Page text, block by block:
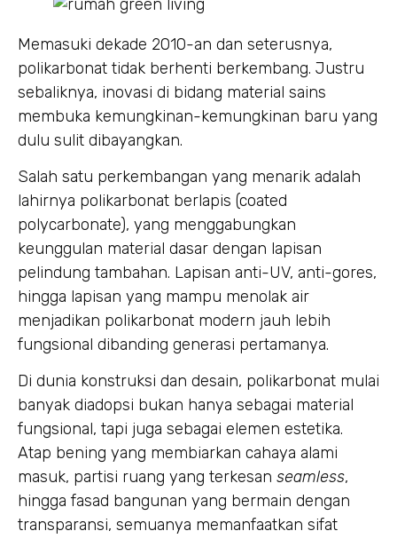
Memasuki dekade 2010-an dan seterusnya,
polikarbonat tidak berhenti berkembang. Justru
sebaliknya, inovasi di bidang material sains
membuka kemungkinan-kemungkinan baru yang
dulu sulit dibayangkan.
Salah satu perkembangan yang menarik adalah
lahirnya polikarbonat berlapis (coated
polycarbonate), yang menggabungkan
keunggulan material dasar dengan lapisan
pelindung tambahan. Lapisan anti-UV, anti-gores,
hingga lapisan yang mampu menolak air
menjadikan polikarbonat modern jauh lebih
fungsional dibanding generasi pertamanya.
Di dunia konstruksi dan desain, polikarbonat mulai
banyak diadopsi bukan hanya sebagai material
fungsional, tapi juga sebagai elemen estetika.
Atap bening yang membiarkan cahaya alami
masuk, partisi ruang yang terkesan seamless,
hingga fasad bangunan yang bermain dengan
transparansi, semuanya memanfaatkan sifat